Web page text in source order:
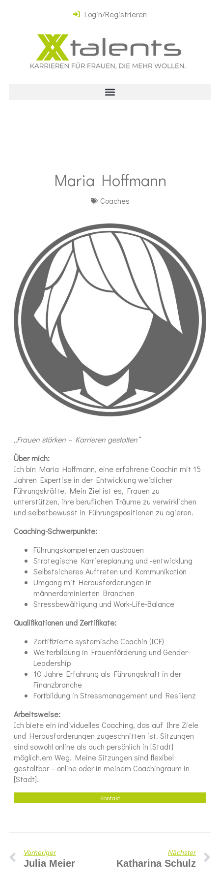
Login/Registrieren
Maria Hoffmann
Coaches
„Frauen stärken – Karrieren gestalten“
Über mich:
Ich bin Maria Hoffmann, eine erfahrene Coachin mit 15
Jahren Expertise in der Entwicklung weiblicher
Führungskräfte. Mein Ziel ist es, Frauen zu
unterstützen, ihre beruflichen Träume zu verwirklichen
und selbstbewusst in Führungspositionen zu agieren.
Coaching-Schwerpunkte:
Führungskompetenzen ausbauen
Strategische Karriereplanung und -entwicklung
Selbstsicheres Auftreten und Kommunikation
Umgang mit Herausforderungen in
männerdominierten Branchen
Stressbewältigung und Work-Life-Balance
Qualifikationen und Zertifikate:
Zertifizierte systemische Coachin (ICF)
Weiterbildung in Frauenförderung und Gender-
Leadership
10 Jahre Erfahrung als Führungskraft in der
Finanzbranche
Fortbildung in Stressmanagement und Resilienz
Arbeitsweise:
Ich biete ein individuelles Coaching, das auf Ihre Ziele
und Herausforderungen zugeschnitten ist. Sitzungen
sind sowohl online als auch persönlich in [Stadt]
möglich.em Weg. Meine Sitzungen sind flexibel
gestaltbar – online oder in meinem Coachingraum in
[Stadt].
Kontakt
Vorheriger
Julia Meier
Nächster
Katharina Schulz